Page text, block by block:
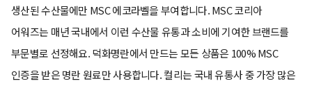
생산된 수산물에만 MSC 에코라벨을 부여합니다. MSC 코리아
어워즈는 매년 국내에서 이런 수산물 유통과 소비에 기여한 브랜드를
부문별로 선정해요. 덕화명란에서 만드는 모든 상품은 100% MSC
인증을 받은 명란 원료만 사용합니다. 컬리는 국내 유통사 중 가장 많은